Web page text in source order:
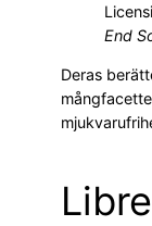
End
Deras